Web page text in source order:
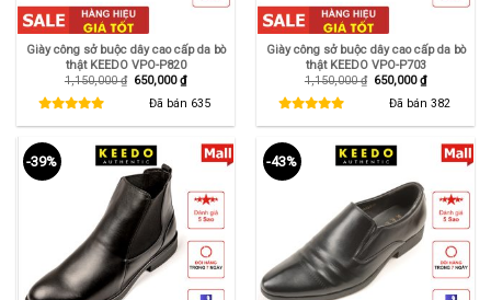
Giày công sở buộc dây cao cấp da bò
thật KEEDO VPO-P820
1,150,000₫ Giá
1,150,000 ₫.
650,000₫Giá
hiện
tại
là:
650,000 ₫.
Đã bán 635
Giày công sở buộc dây cao cấp da bò
thật KEEDO VPO-P703
1,150,000₫ Giá
1,150,000 ₫.
650,000₫Giá
hiện
tại
là:
650,000 ₫.
Đã bán 382
-39% -43%